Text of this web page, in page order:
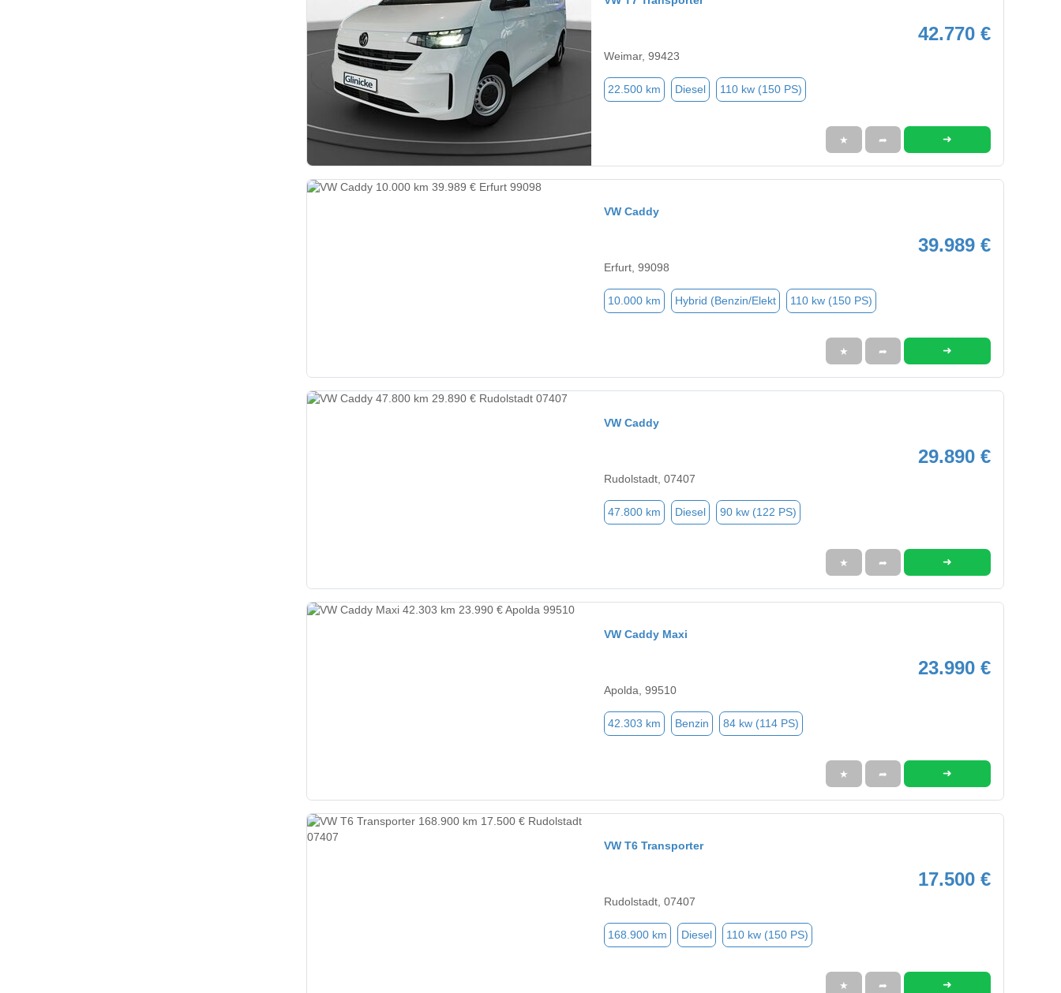
42.770 €
Weimar, 99423
22.500 km Diesel 110 kw (150 PS)
★ ➦ ➜
VW Caddy
39.989 €
Erfurt, 99098
10.000 km Hybrid (Benzin/Elekt 110 kw (150 PS)
★ ➦ ➜
VW Caddy
29.890 €
Rudolstadt, 07407
47.800 km Diesel 90 kw (122 PS)
★ ➦ ➜
VW Caddy Maxi
23.990 €
Apolda, 99510
42.303 km Benzin 84 kw (114 PS)
★ ➦ ➜
VW T6 Transporter
17.500 €
Rudolstadt, 07407
168.900 km Diesel 110 kw (150 PS)
★ ➦ ➜